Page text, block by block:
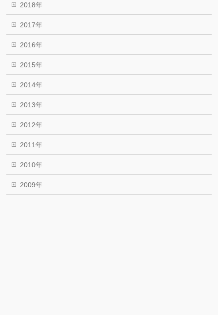
2018年
2017年
2016年
2015年
2014年
2013年
2012年
2011年
2010年
2009年